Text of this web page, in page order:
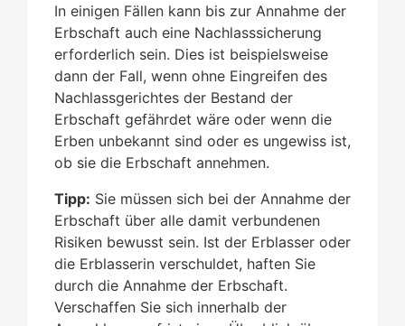
In einigen Fällen kann bis zur Annahme der
Erbschaft auch eine Nachlasssicherung
erforderlich sein. Dies ist beispielsweise
dann der Fall, wenn ohne Eingreifen des
Nachlassgerichtes der Bestand der
Erbschaft gefährdet wäre oder wenn die
Erben unbekannt sind oder es ungewiss ist,
ob sie die Erbschaft annehmen.
Tipp: Sie müssen sich bei der Annahme der
Erbschaft über alle damit verbundenen
Risiken bewusst sein. Ist der Erblasser oder
die Erblasserin verschuldet, haften Sie
durch die Annahme der Erbschaft.
Verschaffen Sie sich innerhalb der